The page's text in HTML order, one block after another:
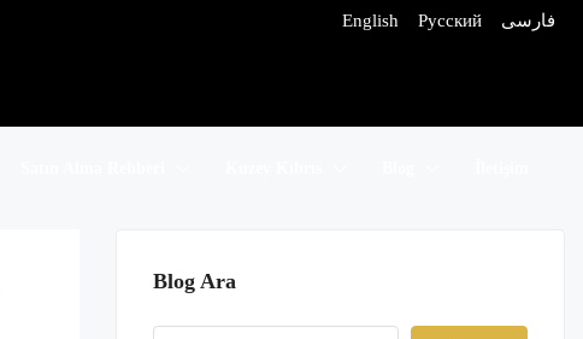
English Русский فارسی
Blog Ara